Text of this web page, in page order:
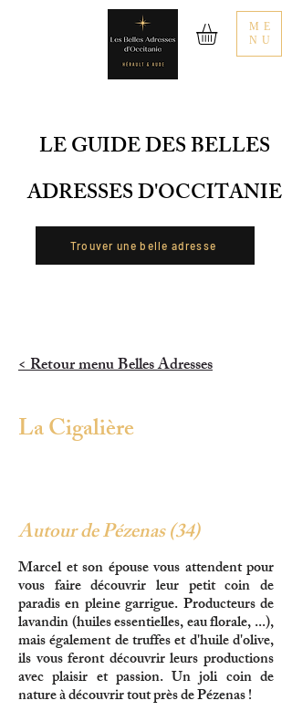
LE GUIDE DES BELLES
ADRESSES D'OCCITANIE
Trouver une belle adresse
ME
NU
< Retour menu Belles Adresses
La Cigalière
Autour de Pézenas (34)
Marcel et son épouse vous attendent pour
vous faire découvrir leur petit coin de
paradis en pleine garrigue. Producteurs de
lavandin (huiles essentielles, eau florale, ...),
mais également de truffes et d'huile d'olive,
ils vous feront découvrir leurs productions
avec plaisir et passion. Un joli coin de
nature à découvrir tout près de Pézenas !